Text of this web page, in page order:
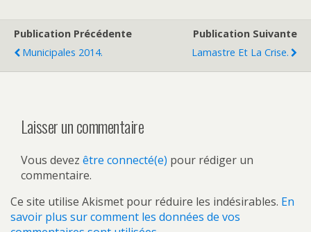
Publication Précédente
Municipales 2014.
Publication Suivante
Lamastre Et La Crise.
Laisser un commentaire
Vous devez être connecté(e) pour rédiger un
commentaire.
Ce site utilise Akismet pour réduire les indésirables. En
savoir plus sur comment les données de vos